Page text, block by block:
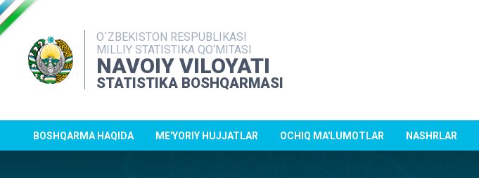
O`ZBEKISTON RESPUBLIKASI
MILLIY STATISTIKA QO‘MITASI
NAVOIY VILOYATI
STATISTIKA BOSHQARMASI
BOSHQARMA HAQIDA ME'YORIY HUJJATLAR OCHIQ MA'LUMOTLAR NASHRLAR